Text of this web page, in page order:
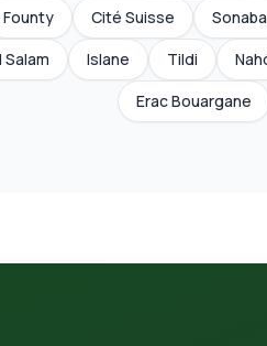
Founty Cité Suisse Sonaba
Salam Islane Tildi
Erac Bouargane